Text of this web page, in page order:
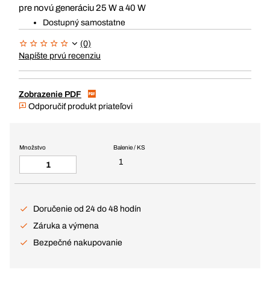
pre novú generáciu 25 W a 40 W
Dostupný samostatne
(0)
Napíšte prvú recenziu
Zobrazenie PDF
Odporučiť produkt priateľovi
Balenie / KS
1
Množstvo
Doručenie od 24 do 48 hodín
Záruka a výmena
Bezpečné nakupovanie